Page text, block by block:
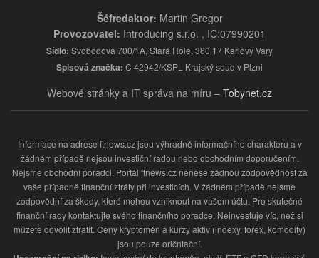
Šéfredaktor: Martin Gregor
Provozovatel: Introducing s.r.o. , IČ:07990201
Sídlo: Svobodova 700/1A, Stará Role, 360 17 Karlovy Vary
Spisová značka: C 42942/KSPL Krajský soud v Plzni
Webové stránky a IT správa na míru – Tobynet.cz
Informace na adrese ftnews.cz jsou výhradně informačního charakteru a v
žádném případě nejsou investiční radou nebo obchodním doporučením.
Nejsme obchodní poradci. Portál ftnews.cz nenese žádnou zodpovědnost za
vaše případně finanční ztráty při investicích. V žádném případě nejsme
zodpovědní za škody, které mohou vzniknout na vašem účtu. Pro skutečné
finanční rady kontaktujte svého finančního poradce. Neinvestuje víc, než si
můžete dovolit ztratit. Ceny kryptoměn a kurzy aktiv (indexy, forex, komodity)
jsou pouze oričntační.